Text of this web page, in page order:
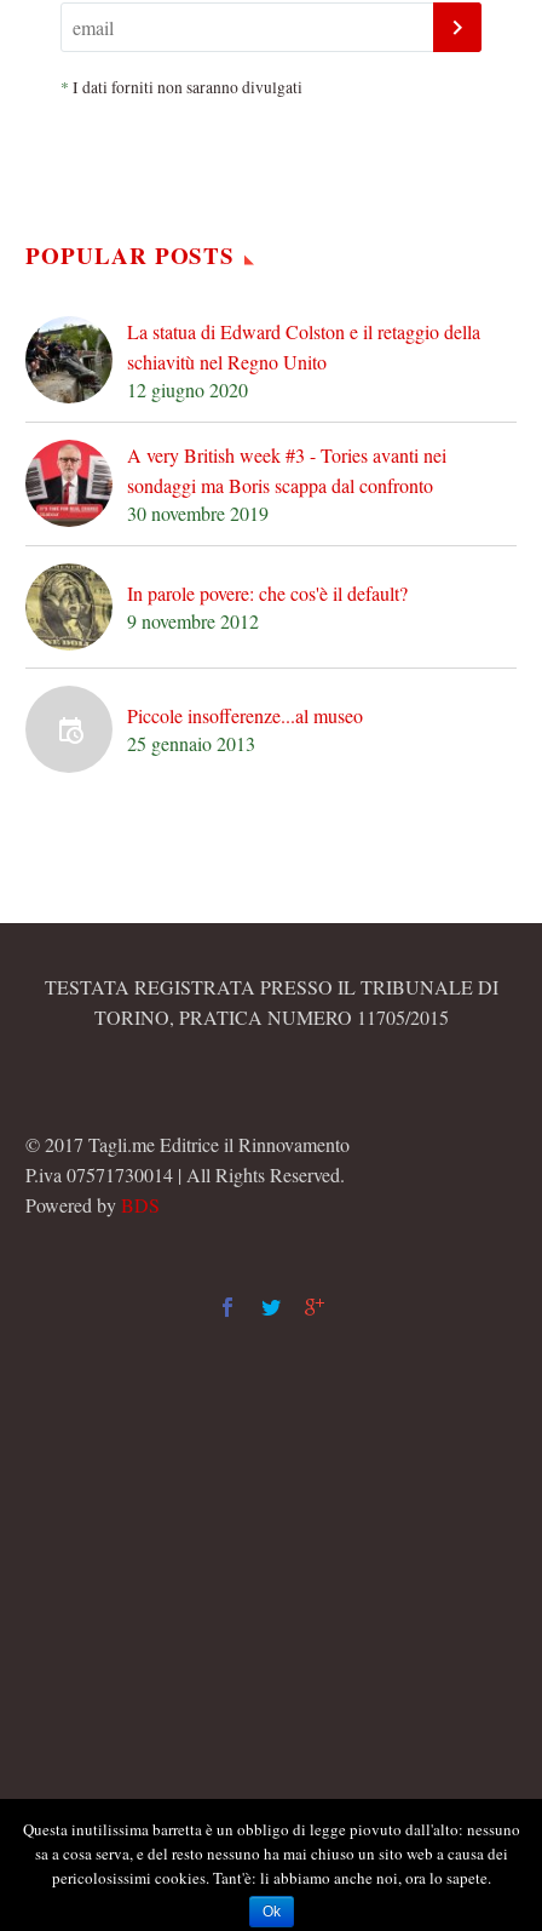
* I dati forniti non saranno divulgati
POPULAR POSTS
La statua di Edward Colston e il retaggio della
schiavitù nel Regno Unito
12 giugno 2020
A very British week #3 - Tories avanti nei
sondaggi ma Boris scappa dal confronto
30 novembre 2019
In parole povere: che cos'è il default?
9 novembre 2012
Piccole insofferenze...al museo
25 gennaio 2013
TESTATA REGISTRATA PRESSO IL TRIBUNALE DI
TORINO, PRATICA NUMERO 11705/2015
© 2017 Tagli.me Editrice il Rinnovamento
P.iva 07571730014 | All Rights Reserved.
Powered byBDS
Questa inutilissima barretta è un obbligo di legge piovuto dall'alto: nessuno
sa a cosa serva, e del resto nessuno ha mai chiuso un sito web a causa dei
pericolosissimi cookies. Tant'è: li abbiamo anche noi, ora lo sapete.
Ok